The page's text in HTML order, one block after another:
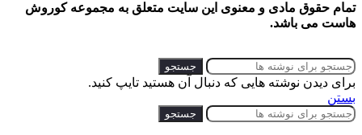
تمام حقوق مادی و معنوی این سایت متعلق به مجموعه کوروش
هاست می باشد.
جستجو
برای دیدن نوشته هایی که دنبال آن هستید تایپ کنید.
بستن
جستجو